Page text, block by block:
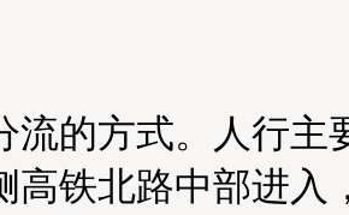
流的方式。人行
高铁北路中部进入